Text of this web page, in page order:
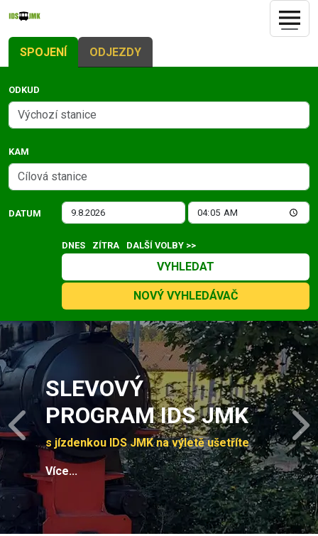
SPOJENÍ ODJEZDY
ODKUD
KAM
DATUM
DNES ZÍTRA DALŠÍ VOLBY >>
VYHLEDAT
NOVÝ VYHLEDÁVAČ
Slide 1 of 4
SLEVOVÝ
PROGRAM IDS JMK
s jízdenkou IDS JMK na výletě ušetříte
Více...
Previous